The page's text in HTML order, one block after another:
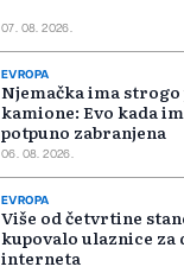
07. 08. 2026.
EVROPA
Njemačka ima
kamione: Evo kada
potpuno zabranjena
06. 08. 2026.
EVROPA
Više od četvrtine
kupovalo ulaznice za
interneta